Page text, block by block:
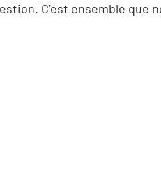
C’est ensemble